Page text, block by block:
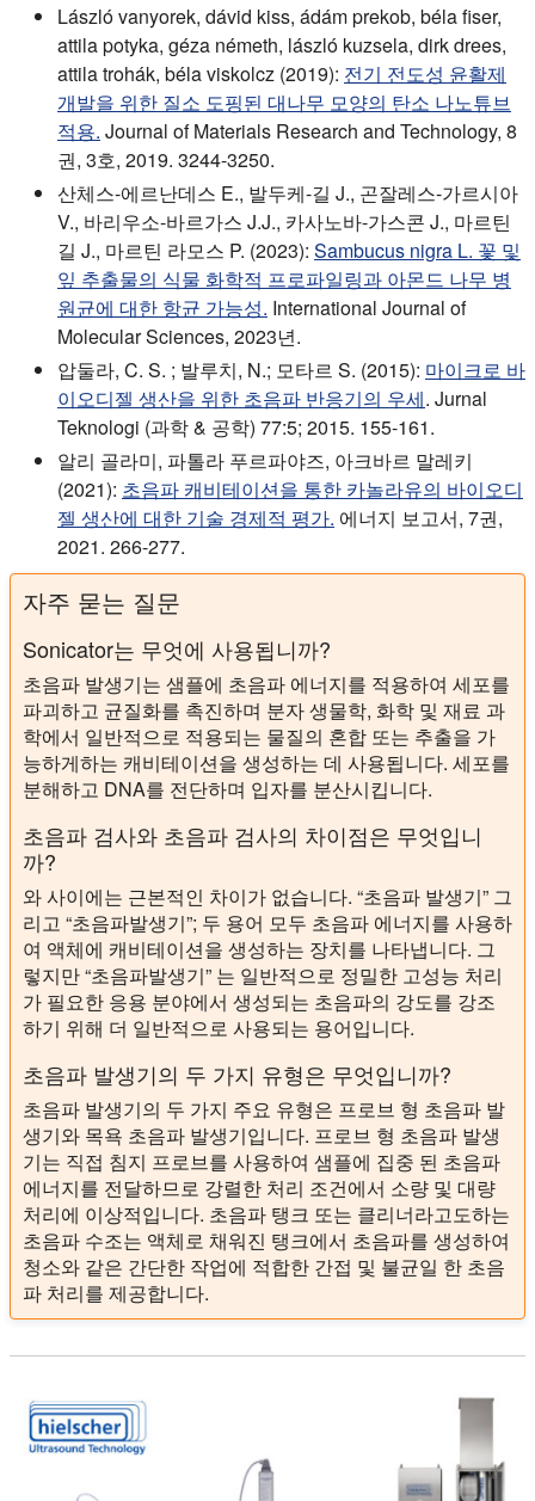
László vanyorek, dávid kiss, ádám prekob, béla fiser,
attila potyka, géza németh, lászló kuzsela, dirk drees,
attila trohák, béla viskolcz (2019): 전기 전도성 윤활제
개발을 위한 질소 도핑된 대나무 모양의 탄소 나노튜브
적용. Journal of Materials Research and Technology, 8
권, 3호, 2019. 3244-3250.
산체스-에르난데스 E., 발두케-길 J., 곤잘레스-가르시아
V., 바리우소-바르가스 J.J., 카사노바-가스콘 J., 마르틴
길 J., 마르틴 라모스 P. (2023): Sambucus nigra L. 꽃 및
잎 추출물의 식물 화학적 프로파일링과 아몬드 나무 병
원균에 대한 항균 가능성. International Journal of
Molecular Sciences, 2023년.
압둘라, C. S. ; 발루치, N.; 모타르 S. (2015): 마이크로 바
이오디젤 생산을 위한 초음파 반응기의 우세. Jurnal
Teknologi (과학 & 공학) 77:5; 2015. 155-161.
알리 골라미, 파톨라 푸르파야즈, 아크바르 말레키
(2021): 초음파 캐비테이션을 통한 카놀라유의 바이오디
젤 생산에 대한 기술 경제적 평가. 에너지 보고서, 7권,
2021. 266-277.
자주 묻는 질문
Sonicator는 무엇에 사용됩니까?
초음파 발생기는 샘플에 초음파 에너지를 적용하여 세포를
파괴하고 균질화를 촉진하며 분자 생물학, 화학 및 재료 과
학에서 일반적으로 적용되는 물질의 혼합 또는 추출을 가
능하게하는 캐비테이션을 생성하는 데 사용됩니다. 세포를
분해하고 DNA를 전단하며 입자를 분산시킵니다.
초음파 검사와 초음파 검사의 차이점은 무엇입니
까?
와 사이에는 근본적인 차이가 없습니다. “초음파 발생기” 그
리고 “초음파발생기”; 두 용어 모두 초음파 에너지를 사용하
여 액체에 캐비테이션을 생성하는 장치를 나타냅니다. 그
렇지만 “초음파발생기” 는 일반적으로 정밀한 고성능 처리
가 필요한 응용 분야에서 생성되는 초음파의 강도를 강조
하기 위해 더 일반적으로 사용되는 용어입니다.
초음파 발생기의 두 가지 유형은 무엇입니까?
초음파 발생기의 두 가지 주요 유형은 프로브 형 초음파 발
생기와 목욕 초음파 발생기입니다. 프로브 형 초음파 발생
기는 직접 침지 프로브를 사용하여 샘플에 집중 된 초음파
에너지를 전달하므로 강렬한 처리 조건에서 소량 및 대량
처리에 이상적입니다. 초음파 탱크 또는 클리너라고도하는
초음파 수조는 액체로 채워진 탱크에서 초음파를 생성하여
청소와 같은 간단한 작업에 적합한 간접 및 불균일 한 초음
파 처리를 제공합니다.